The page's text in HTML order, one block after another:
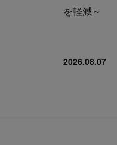
を軽減～
2026.08.07